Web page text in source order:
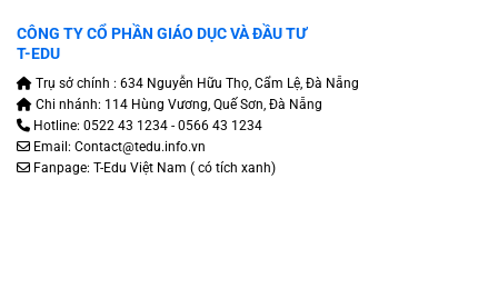
CÔNG TY CỔ PHẦN GIÁO DỤC VÀ ĐẦU TƯ
T-EDU
Trụ sở chính : 634 Nguyễn Hữu Thọ, Cẩm Lệ, Đà Nẵng
Chi nhánh: 114 Hùng Vương, Quế Sơn, Đà Nẵng
Hotline: 0522 43 1234 - 0566 43 1234
Email: Contact@tedu.info.vn
Fanpage: T-Edu Việt Nam ( có tích xanh)